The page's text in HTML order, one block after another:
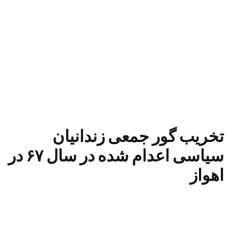
تخریب گور جمعی زندانیان
سیاسی اعدام شده در سال ۶۷ در
اهواز